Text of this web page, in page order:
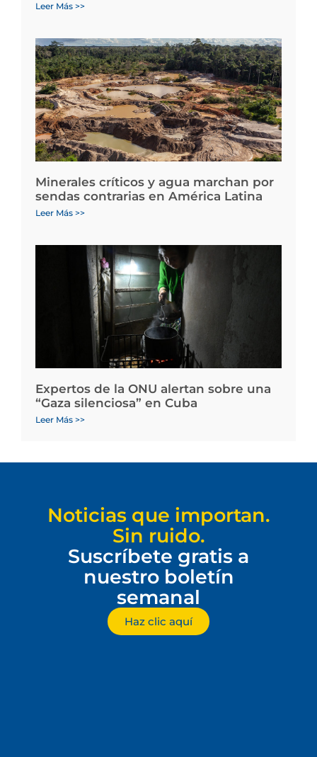
Leer Más >>
Minerales críticos y agua marchan por
sendas contrarias en América Latina
Leer Más >>
Expertos de la ONU alertan sobre una
“Gaza silenciosa” en Cuba
Leer Más >>
Noticias que importan.
Sin ruido.
Suscríbete gratis a
nuestro boletín
semanal
Haz clic aquí